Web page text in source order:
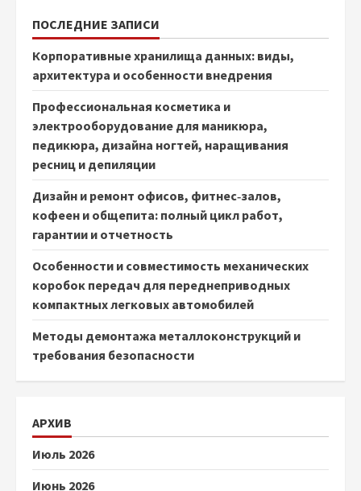
ПОСЛЕДНИЕ ЗАПИСИ
Корпоративные хранилища данных: виды,
архитектура и особенности внедрения
Профессиональная косметика и
электрооборудование для маникюра,
педикюра, дизайна ногтей, наращивания
ресниц и депиляции
Дизайн и ремонт офисов, фитнес‑залов,
кофеен и общепита: полный цикл работ,
гарантии и отчетность
Особенности и совместимость механических
коробок передач для переднеприводных
компактных легковых автомобилей
Методы демонтажа металлоконструкций и
требования безопасности
АРХИВ
Июль 2026
Июнь 2026